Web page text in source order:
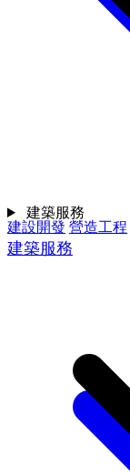
建設開發 營造工程
建築服務
建築服務